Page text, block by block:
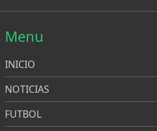
Menu
INICIO
NOTICIAS
FUTBOL